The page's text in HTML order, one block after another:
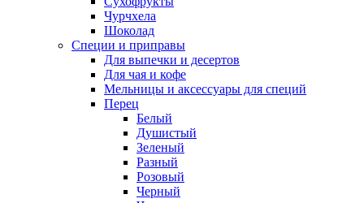
Чурчхела
Шоколад
Специи и приправы
Для выпечки и десертов
Для чая и кофе
Мельницы и аксессуары для специй
Перец
Белый
Душистый
Зеленый
Разный
Розовый
Черный